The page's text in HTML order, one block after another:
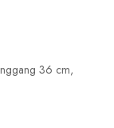
36 cm,